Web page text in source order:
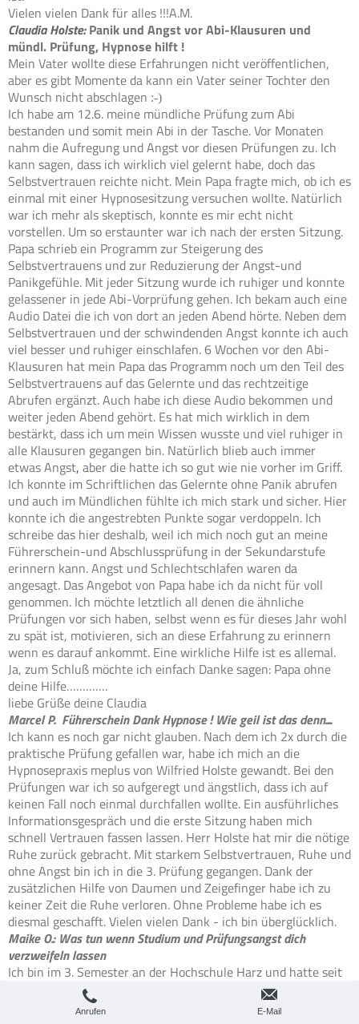
Vielen vielen Dank für alles !!!A.M.
Claudia Holste: Panik und Angst vor Abi-Klausuren und
mündl. Prüfung, Hypnose hilft !
Mein Vater wollte diese Erfahrungen nicht veröffentlichen,
aber es gibt Momente da kann ein Vater seiner Tochter den
Wunsch nicht abschlagen :-)
Ich habe am 12.6. meine mündliche Prüfung zum Abi
bestanden und somit mein Abi in der Tasche. Vor Monaten
nahm die Aufregung und Angst vor diesen Prüfungen zu. Ich
kann sagen, dass ich wirklich viel gelernt habe, doch das
Selbstvertrauen reichte nicht. Mein Papa fragte mich, ob ich es
einmal mit einer Hypnosesitzung versuchen wollte. Natürlich
war ich mehr als skeptisch, konnte es mir echt nicht
vorstellen. Um so erstaunter war ich nach der ersten Sitzung.
Papa schrieb ein Programm zur Steigerung des
Selbstvertrauens und zur Reduzierung der Angst-und
Panikgefühle. Mit jeder Sitzung wurde ich ruhiger und konnte
gelassener in jede Abi-Vorprüfung gehen. Ich bekam auch eine
Audio Datei die ich von dort an jeden Abend hörte. Neben dem
Selbstvertrauen und der schwindenden Angst konnte ich auch
viel besser und ruhiger einschlafen. 6 Wochen vor den Abi-
Klausuren hat mein Papa das Programm noch um den Teil des
Selbstvertrauens auf das Gelernte und das rechtzeitige
Abrufen ergänzt. Auch habe ich diese Audio bekommen und
weiter jeden Abend gehört. Es hat mich wirklich in dem
bestärkt, dass ich um mein Wissen wusste und viel ruhiger in
alle Klausuren gegangen bin. Natürlich blieb auch immer
etwas Angst, aber die hatte ich so gut wie nie vorher im Griff.
Ich konnte im Schriftlichen das Gelernte ohne Panik abrufen
und auch im Mündlichen fühlte ich mich stark und sicher. Hier
konnte ich die angestrebten Punkte sogar verdoppeln. Ich
schreibe das hier deshalb, weil ich mich noch gut an meine
Führerschein-und Abschlussprüfung in der Sekundarstufe
erinnern kann. Angst und Schlechtschlafen waren da
angesagt. Das Angebot von Papa habe ich da nicht für voll
genommen. Ich möchte letztlich all denen die ähnliche
Prüfungen vor sich haben, selbst wenn es für dieses Jahr wohl
zu spät ist, motivieren, sich an diese Erfahrung zu erinnern
wenn es darauf ankommt. Eine wirkliche Hilfe ist es allemal.
Ja, zum Schluß möchte ich einfach Danke sagen: Papa ohne
deine Hilfe………….
liebe Grüße deine Claudia
Marcel P. Führerschein Dank Hypnose ! Wie geil ist das denn....
Ich kann es noch gar nicht glauben. Nach dem ich 2x durch die
praktische Prüfung gefallen war, habe ich mich an die
Hypnosepraxis meplus von Wilfried Holste gewandt. Bei den
Prüfungen war ich so aufgeregt und ängstlich, dass ich auf
keinen Fall noch einmal durchfallen wollte. Ein ausführliches
Informationsgespräch und die erste Sitzung haben mich
schnell Vertrauen fassen lassen. Herr Holste hat mir die nötige
Ruhe zurück gebracht. Mit starkem Selbstvertrauen, Ruhe und
ohne Angst bin ich in die 3. Prüfung gegangen. Dank der
zusätzlichen Hilfe von Daumen und Zeigefinger habe ich zu
keiner Zeit die Ruhe verloren. Ohne Probleme habe ich es
diesmal geschafft. Vielen vielen Dank - ich bin überglücklich.
Maike O.: Was tun wenn Studium und Prüfungsangst dich
verzweifeln lassen
Ich bin im 3. Semester an der Hochschule Harz und hatte seit
geraumer Zeit Probleme mich auf die anstehenden Prüfungen
und Klausuren vorzubereiten. In der Fußgängerzone in
Anrufen E-Mail